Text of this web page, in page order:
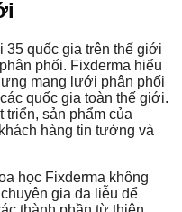
35 quốc gia trên thế giới
phối. Fixderma hiểu
mạng lưới phân phối
quốc gia toàn thế giới.
triển, sản phẩm của
hàng tin tưởng và
học Fixderma không
gia da liễu để